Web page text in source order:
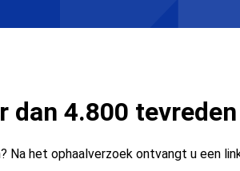
dan 4.800
Na het ophaalverzoek ontvangt u een